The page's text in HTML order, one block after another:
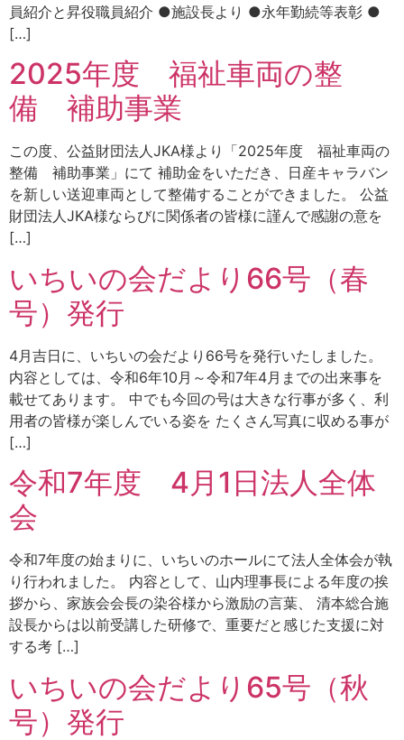
員紹介と昇役職員紹介 ●施設長より ●永年勤続等表彰 ●
[…]
2025年度 福祉車両の整
備 補助事業
この度、公益財団法人JKA様より「2025年度 福祉車両の
整備 補助事業」にて 補助金をいただき、日産キャラバン
を新しい送迎車両として整備することができました。 公益
財団法人JKA様ならびに関係者の皆様に謹んで感謝の意を
[…]
いちいの会だより66号（春
号）発行
4月吉日に、いちいの会だより66号を発行いたしました。
内容としては、令和6年10月～令和7年4月までの出来事を
載せてあります。 中でも今回の号は大きな行事が多く、利
用者の皆様が楽しんでいる姿を たくさん写真に収める事が
[…]
令和7年度 4月1日法人全体
会
令和7年度の始まりに、いちいのホールにて法人全体会が執
り行われました。 内容として、山内理事長による年度の挨
拶から、家族会会長の染谷様から激励の言葉、 清本総合施
設長からは以前受講した研修で、重要だと感じた支援に対
する考 […]
いちいの会だより65号（秋
号）発行